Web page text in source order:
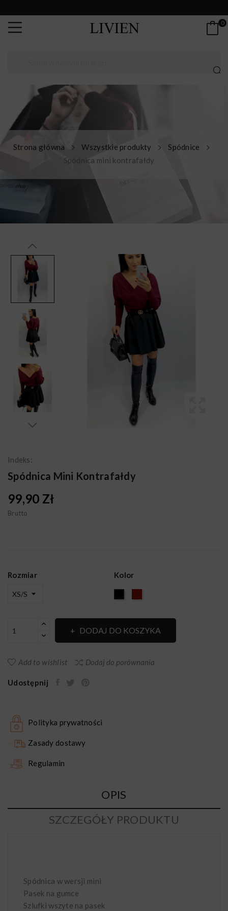
0
Strona główna Wszystkie produkty
Spódnice
Spódnica mini kontrafałdy
Indeks:
Spódnica Mini Kontrafałdy
99,90 Zł
Brutto
Rozmiar Kolor
DODAJ DO KOSZYKA
Add to wishlist Dodaj do porównania
Udostępnij
Polityka prywatności
Zasady dostawy
Regulamin
OPIS
SZCZEGÓŁY PRODUKTU
Spódnica w wersji mini
Pasek na gumce
Szlufki wszyte na pasek